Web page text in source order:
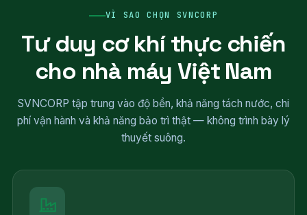
VÌ SAO CHỌN SVNCORP
Tư duy cơ khí thực chiến
cho nhà máy Việt Nam
SVNCORP tập trung vào độ bền, khả năng tách nước, chi
phí vận hành và khả năng bảo trì thật — không trình bày lý
thuyết suông.